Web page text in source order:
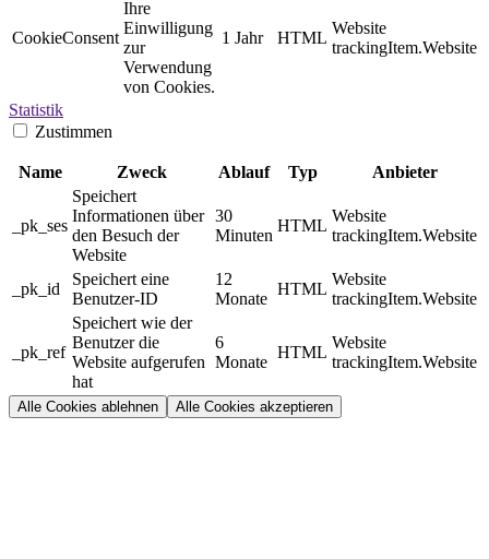
CookieConsent
Ihre
Einwilligung
zur
Verwendung
von Cookies.
1 Jahr HTML
Website
trackingItem.Website
Statistik
Zustimmen
Name Zweck Ablauf Typ Anbieter
_pk_ses
Speichert
Informationen über
den Besuch der
Website
30
Minuten
HTML
Website
trackingItem.Website
_pk_id
Speichert eine
Benutzer-ID
12
Monate
HTML
Website
trackingItem.Website
_pk_ref
Speichert wie der
Benutzer die
Website aufgerufen
hat
6
Monate
HTML
Website
trackingItem.Website
Alle Cookies ablehnen Alle Cookies akzeptieren